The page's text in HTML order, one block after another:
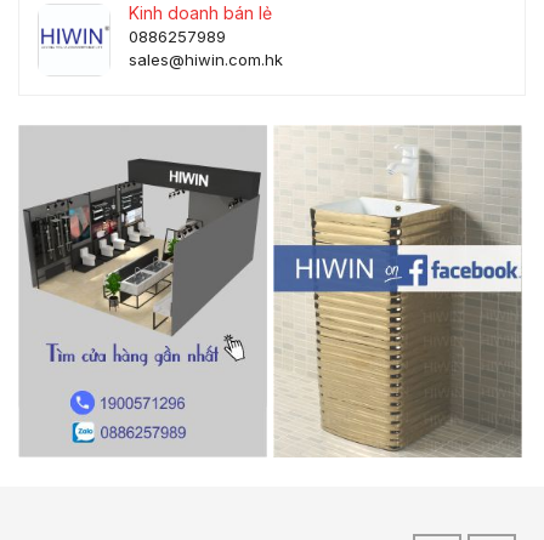
Kinh doanh bán lẻ
0886257989
sales@hiwin.com.hk